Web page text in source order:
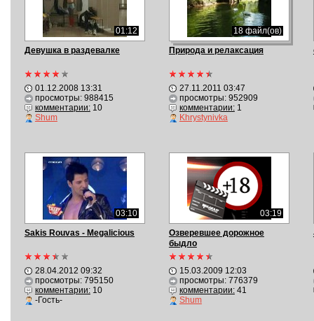
01:12
Девушка в раздевалке
01.12.2008 13:31
просмотры: 988415
комментарии:10
Shum
18 файл(ов)
Природа и релаксация
27.11.2011 03:47
просмотры: 952909
комментарии:1
Khrystynivka
03:10
Sakis Rouvas - Megalicious
28.04.2012 09:32
просмотры: 795150
комментарии:10
-Гость-
03:19
Озверевшее дорожное
быдло
15.03.2009 12:03
просмотры: 776379
комментарии:41
Shum